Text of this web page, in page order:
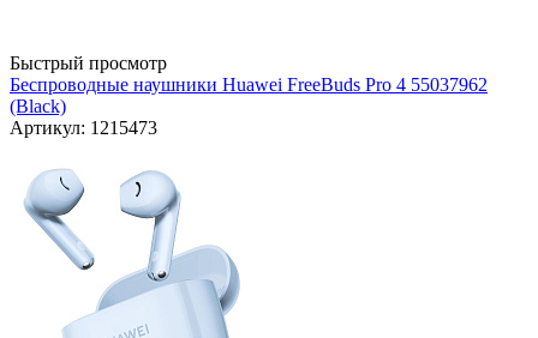
Быстрый просмотр
Беспроводные наушники Huawei FreeBuds Pro 4 55037962
(Black)
Артикул: 1215473